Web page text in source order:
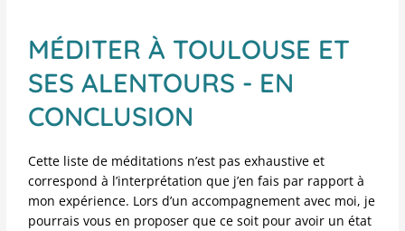
MÉDITER À TOULOUSE ET
SES ALENTOURS - EN
CONCLUSION
Cette liste de méditations n’est pas exhaustive et
correspond à l’interprétation que j’en fais par rapport à
mon expérience. Lors d’un accompagnement avec moi, je
pourrais vous en proposer que ce soit pour avoir un état